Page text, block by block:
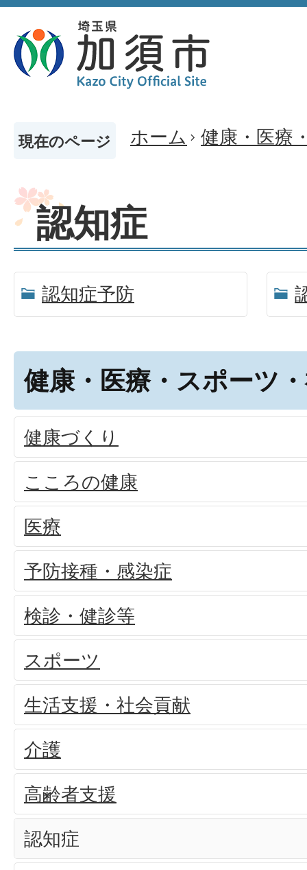
現在のページ ホーム 健康・医療
認知症
認知症予防
健康・医療・スポーツ
健康づくり
こころの健康
医療
予防接種・感染症
検診・健診等
スポーツ
生活支援・社会貢献
介護
高齢者支援
認知症